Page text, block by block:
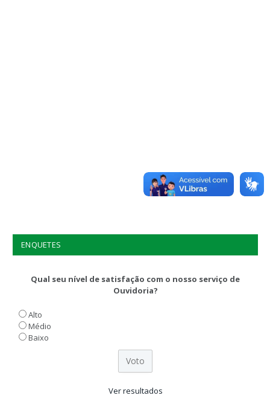
ENQUETES
Qual seu nível de satisfação com o nosso serviço de
Ouvidoria?
Alto
Médio
Baixo
Ver resultados